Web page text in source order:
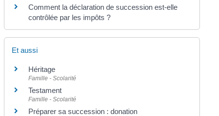
Comment la déclaration de succession est-elle
contrôlée par les impôts ?
Et aussi
Héritage
Famille - Scolarité
Testament
Famille - Scolarité
Préparer sa succession : donation